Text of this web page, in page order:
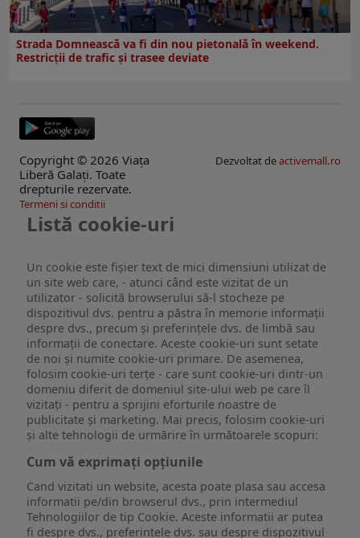
Strada Domnească va fi din nou pietonală în weekend.
Restricţii de trafic şi trasee deviate
Copyright © 2026 Viaţa
Liberă Galaţi. Toate
drepturile rezervate.
Dezvoltat deactivemall.ro
Termeni si conditii
Listă cookie-uri
Un cookie este fişier text de mici dimensiuni utilizat de
un site web care, - atunci când este vizitat de un
utilizator - solicită browserului să-l stocheze pe
dispozitivul dvs. pentru a păstra în memorie informații
despre dvs., precum și preferințele dvs. de limbă sau
informații de conectare. Aceste cookie-uri sunt setate
de noi și numite cookie-uri primare. De asemenea,
folosim cookie-uri terțe - care sunt cookie-uri dintr-un
domeniu diferit de domeniul site-ului web pe care îl
vizitați - pentru a sprijini eforturile noastre de
publicitate și marketing. Mai precis, folosim cookie-uri
și alte tehnologii de urmărire în următoarele scopuri:
Cum vă exprimați opțiunile
Cand vizitati un website, acesta poate plasa sau accesa
informatii pe/din browserul dvs., prin intermediul
Tehnologiilor de tip Cookie. Aceste informatii ar putea
fi despre dvs., preferintele dvs. sau despre dispozitivul